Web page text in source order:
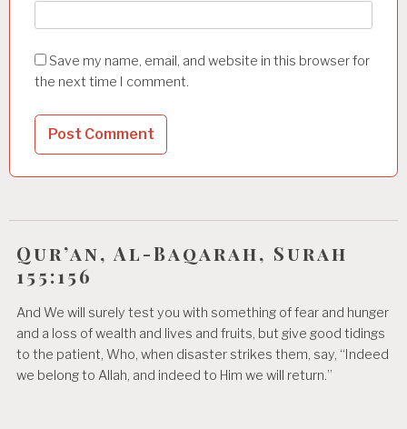
Save my name, email, and website in this browser for
the next time I comment.
Qur’an, Al-Baqarah, Surah
155:156
And We will surely test you with something of fear and hunger
and a loss of wealth and lives and fruits, but give good tidings
to the patient, Who, when disaster strikes them, say, “Indeed
we belong to Allah, and indeed to Him we will return.”